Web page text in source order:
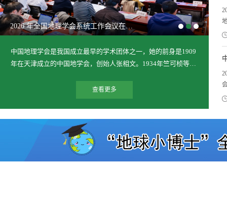
中国地理学会第十三届理事会第二次全体会议在广州举行 [listilist:i]
[listilist:i]
中国地理学会是我国成立最早的学术团体之一，她的前身是1909
年在天津成立的中国地学会，创始人张相文。1934年竺可桢等在
国地理学会合并为中国地理学会。中国地理学会(CIESC)是国家一
级公益性、学术性的法人社会团体国家5A等级全国性社会组织。
查看更多
地理科学（英）